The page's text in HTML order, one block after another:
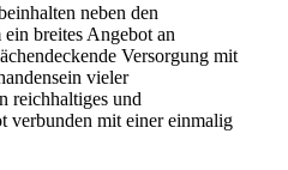
neben den
breites Angebot an
Versorgung mit
vieler
reichhaltiges und
verbunden mit einer einmalig